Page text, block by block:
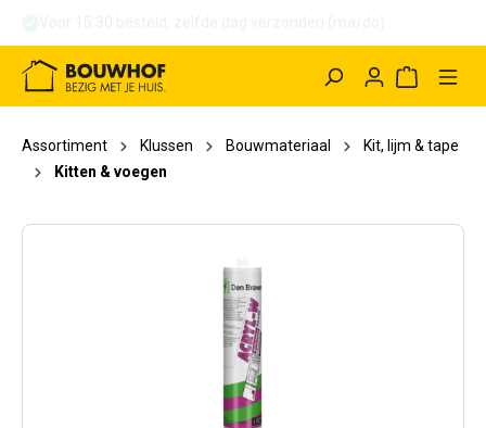
Assortiment Klussen Bouwmateriaal
Kit, lijm & tape
Kitten & voegen